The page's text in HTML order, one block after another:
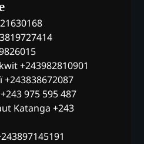
+243982810901
975 595 487
Katanga +243